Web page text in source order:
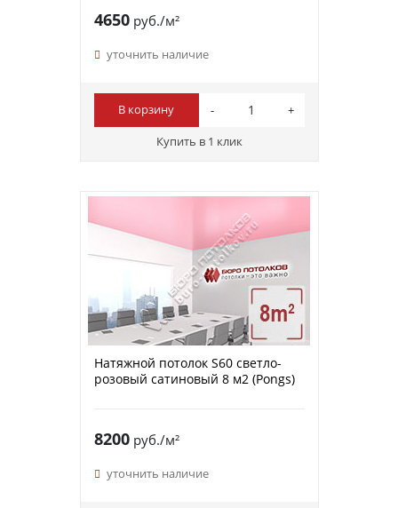
4650руб./м²
уточнить наличие
В корзину
Купить в 1 клик
Натяжной потолок S60 светло-
розовый сатиновый 8 м2 (Pongs)
8200руб./м²
уточнить наличие